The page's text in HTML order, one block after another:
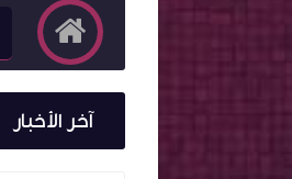
آخر الأخبار